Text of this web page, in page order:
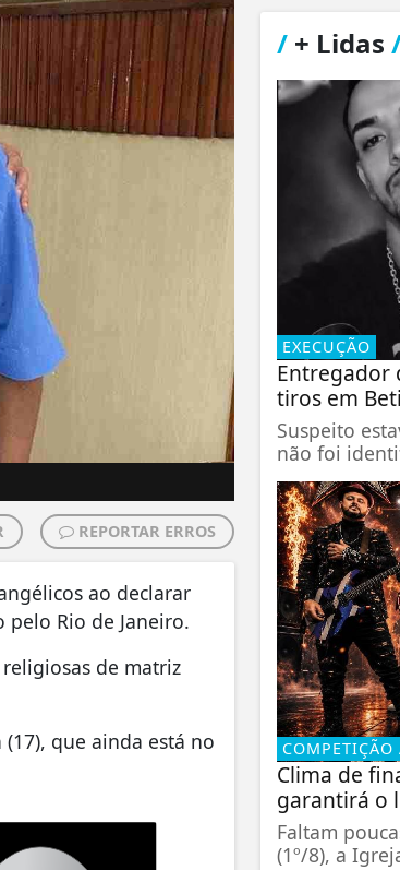
REPORTAR ERROS
ao declarar
Rio de Janeiro.
de matriz
que ainda está no
/+ Lidas
EXECUÇÃO
Entregador
tiros em
Suspeito
não foi
COMPETIÇÃO
Clima de
garantirá o
Faltam
(1º/8), a